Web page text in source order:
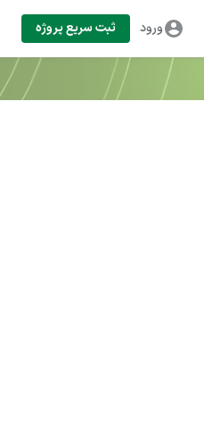
ورود ثبت سریع پروژه